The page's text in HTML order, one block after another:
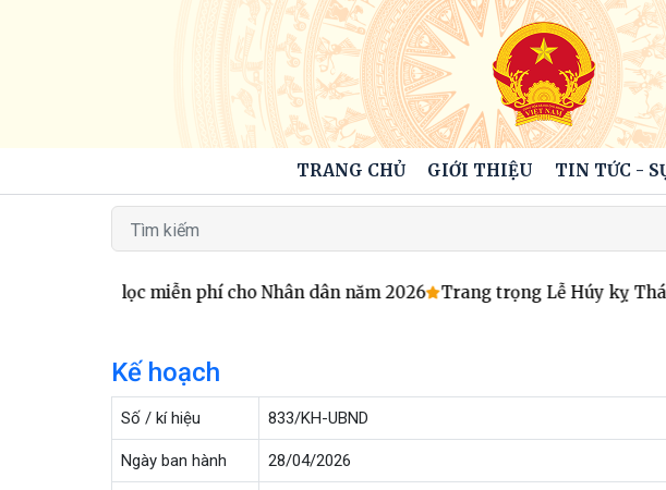
TRANG CHỦ GIỚI THIỆU TIN TỨC -
khỏe sàng lọc miễn phí cho Nhân dân năm 2026 Trang trọng Lễ Húy kỵ
Kế hoạch
Số / kí hiệu 833/KH-UBND
Ngày ban hành 28/04/2026